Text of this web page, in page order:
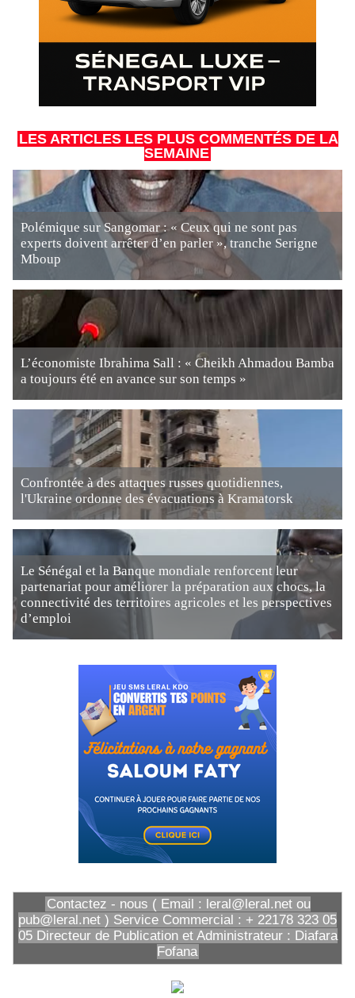
LES ARTICLES LES PLUS COMMENTÉS DE LA
SEMAINE
Polémique sur Sangomar : « Ceux qui ne sont pas
experts doivent arrêter d’en parler », tranche Serigne
Mboup
L’économiste Ibrahima Sall : « Cheikh Ahmadou Bamba
a toujours été en avance sur son temps »
Confrontée à des attaques russes quotidiennes,
l'Ukraine ordonne des évacuations à Kramatorsk
Le Sénégal et la Banque mondiale renforcent leur
partenariat pour améliorer la préparation aux chocs, la
connectivité des territoires agricoles et les perspectives
d’emploi
Contactez - nous ( Email : leral@leral.net ou
pub@leral.net ) Service Commercial : + 22178 323 05
05 Directeur de Publication et Administrateur : Diafara
Fofana